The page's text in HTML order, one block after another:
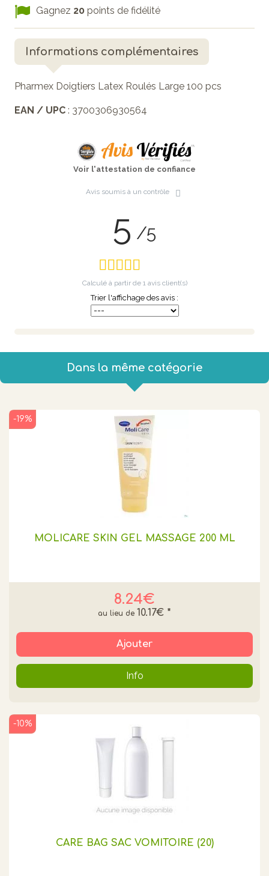
Gagnez 20 points de fidélité
Informations complémentaires
Pharmex Doigtiers Latex Roulés Large 100 pcs
EAN / UPC : 3700306930564
Voir l'attestation de confiance
Avis soumis à un contrôle
5 /5
Calculé à partir de 1avis client(s)
Trier l'affichage des avis :
Dans la même catégorie
MOLICARE SKIN GEL MASSAGE 200 ML
8.24€
-19%
10.17€ *
Ajouter
Info
CARE BAG SAC VOMITOIRE (20)
-10%